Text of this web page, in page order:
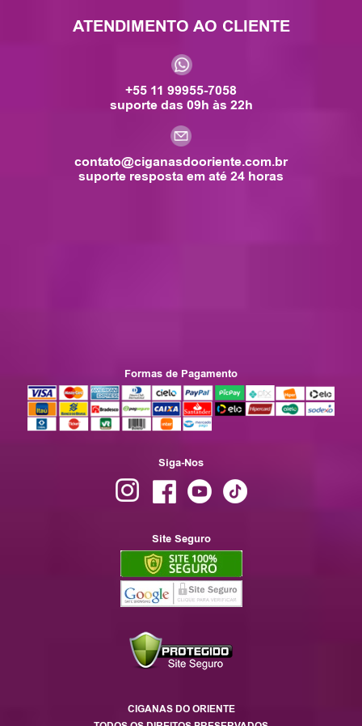
ATENDIMENTO AO CLIENTE
+55 11 99955-7058
suporte das 09h às 22h
contato@ciganasdooriente.com.br
suporte resposta em até 24 horas
Formas de Pagamento
Siga-Nos
Site Seguro
CIGANAS DO ORIENTE